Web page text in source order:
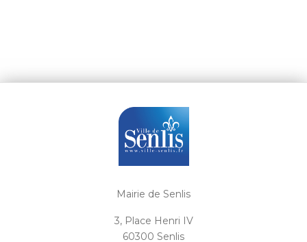
Mairie de Senlis
3, Place Henri IV
60300 Senlis